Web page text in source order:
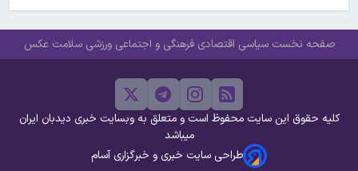
صفحه نخست سیاسی اقتصادی فرهنگی و اجتماعی ورزشی سلامت عکس
کلیه حقوق این سایت محفوظ است و متعلق به وبسایت خبری دیدبان ایران
میباشد
طراحی سایت خبری و خبرگزاری آسام